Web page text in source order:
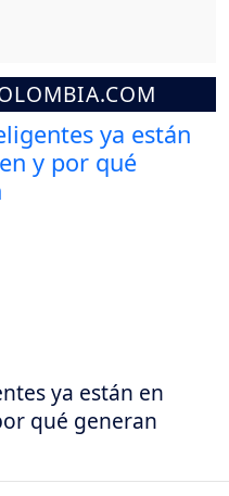
ya están en
qué generan